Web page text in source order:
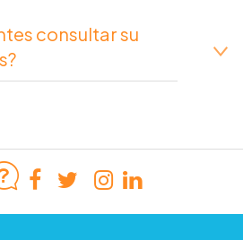
consultar su